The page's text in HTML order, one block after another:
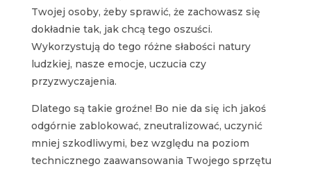
Twojej osoby, żeby sprawić, że zachowasz się
dokładnie tak, jak chcą tego oszuści.
Wykorzystują do tego różne słabości natury
ludzkiej, nasze emocje, uczucia czy
przyzwyczajenia.
Dlatego są takie groźne! Bo nie da się ich jakoś
odgórnie zablokować, zneutralizować, uczynić
mniej szkodliwymi, bez względu na poziom
technicznego zaawansowania Twojego sprzętu